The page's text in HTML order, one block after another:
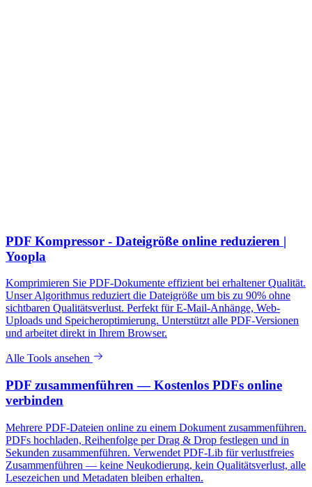
PDF Kompressor - Dateigröße online reduzieren |
Yoopla
Komprimieren Sie PDF-Dokumente effizient bei erhaltener Qualität.
Unser Algorithmus reduziert die Dateigröße um bis zu 90% ohne
sichtbaren Qualitätsverlust. Perfekt für E-Mail-Anhänge, Web-
Uploads und Speicheroptimierung. Unterstützt alle PDF-Versionen
und arbeitet direkt in Ihrem Browser.
Alle Tools ansehen
PDF zusammenführen — Kostenlos PDFs online
verbinden
Mehrere PDF-Dateien online zu einem Dokument zusammenführen.
PDFs hochladen, Reihenfolge per Drag & Drop festlegen und in
Sekunden zusammenführen. Verwendet PDF-Lib für verlustfreies
Zusammenführen — keine Neukodierung, kein Qualitätsverlust, alle
Lesezeichen und Metadaten bleiben erhalten.